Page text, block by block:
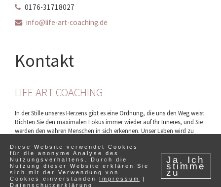
Diese Website verwendet Cookies
für die anonyme Analyse des
Nutzungsverhaltens. Durch die
Nutzung dieser Website erklären Sie
sich mit der Verwendung von
Cookies einverstanden Impressum
|
Datenschutzerklärung
Ja, Ich
stimme
zu
0176-31718027
info@life-art-coaching.de
Kontakt
LIFE ART COACHING
In der Stille unseres Herzens gibt es eine Ordnung, die uns den Weg weist.
Richten Sie den maximalen Fokus immer wieder auf Ihr Inneres, und Sie
werden den wahren Menschen in sich erkennen. Unser Leben wird zu
Natur gespeist wird.
Life Art Coaching |Impressum| Datenschutz